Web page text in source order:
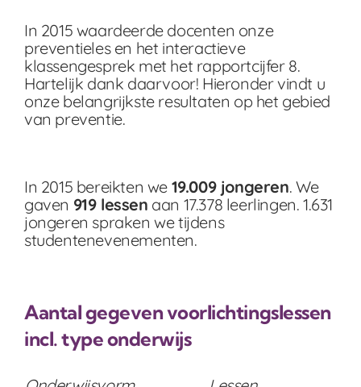
In 2015 waardeerde docenten onze
preventieles en het interactieve
klassengesprek met het rapportcijfer 8.
Hartelijk dank daarvoor! Hieronder vindt u
onze belangrijkste resultaten op het gebied
van preventie.
In 2015 bereikten we 19.009 jongeren. We
gaven 919 lessen aan 17.378 leerlingen. 1.631
jongeren spraken we tijdens
studentenevenementen.
Aantal gegeven voorlichtingslessen
incl. type onderwijs